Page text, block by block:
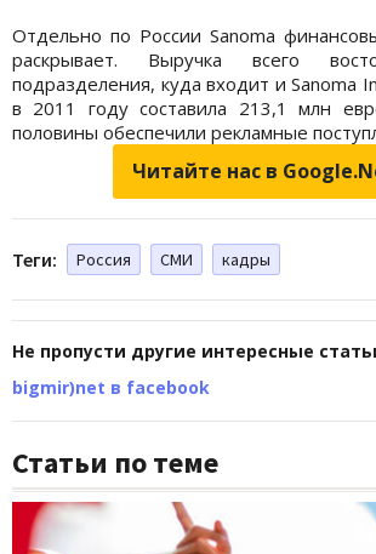
Отдельно по России Sanoma
раскрывает. Выручка всего
подразделения, куда входит и Sanoma
в 2011 году составила 213,1 млн
половины обеспечили рекламные
Читайте нас в
Теги: Россия СМИ кадры
Не пропусти другие интересные
bigmir)net в facebook
Статьи по теме